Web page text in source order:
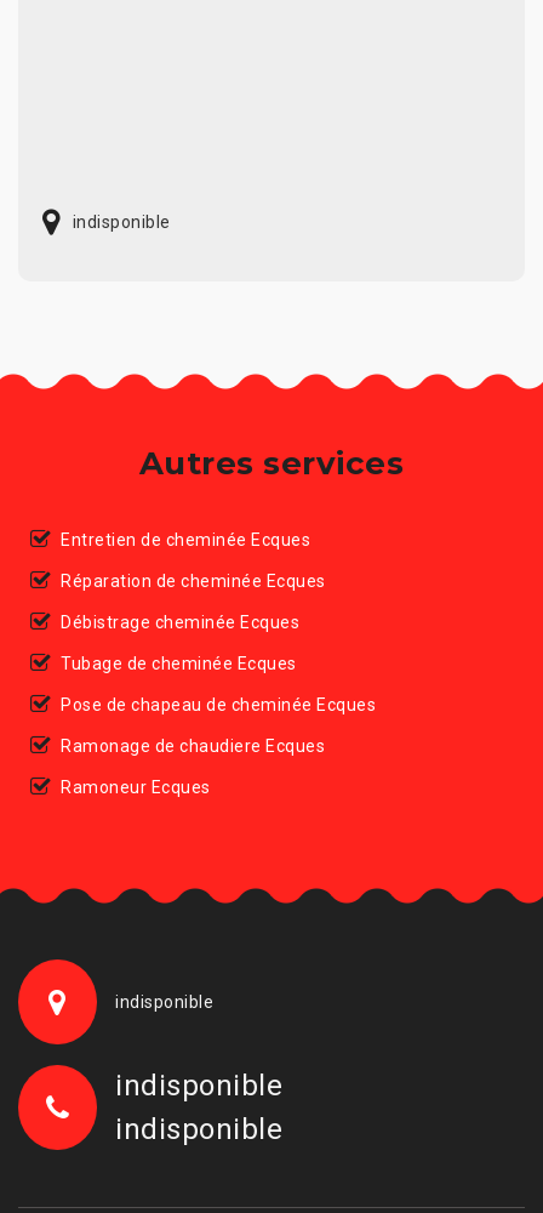
indisponible
Autres services
Entretien de cheminée Ecques
Réparation de cheminée Ecques
Débistrage cheminée Ecques
Tubage de cheminée Ecques
Pose de chapeau de cheminée Ecques
Ramonage de chaudiere Ecques
Ramoneur Ecques
indisponible
indisponible
indisponible